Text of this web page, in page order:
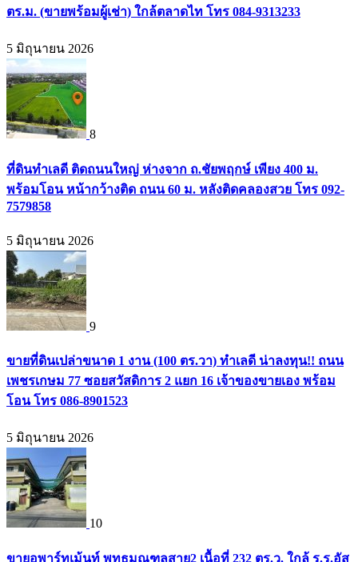
ตร.ม. (ขายพร้อมผู้เช่า) ใกล้ตลาดไท โทร 084-9313233
5 มิถุนายน 2026
8
ที่ดินทำเลดี ติดถนนใหญ่ ห่างจาก ถ.ชัยพฤกษ์ เพียง 400 ม.
พร้อมโอน หน้ากว้างติด ถนน 60 ม. หลังติดคลองสวย โทร 092-
7579858
5 มิถุนายน 2026
9
ขายที่ดินเปล่าขนาด 1 งาน (100 ตร.วา) ทำเลดี น่าลงทุน!! ถนน
เพชรเกษม 77 ซอยสวัสดิการ 2 แยก 16 เจ้าของขายเอง พร้อม
โอน โทร 086-8901523
5 มิถุนายน 2026
10
ขายอพาร์ทเม้นท์ พุทธมณฑลสาย2 เนื้อที่ 232 ตร.ว. ใกล้ ร.ร.อัส